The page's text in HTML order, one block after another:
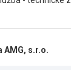
AMG, s.r.o.